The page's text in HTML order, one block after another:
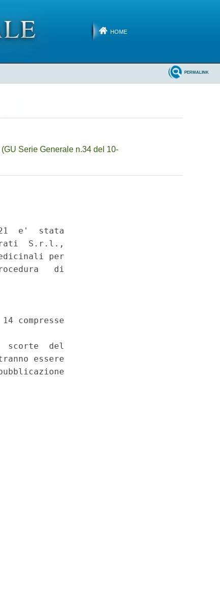
HOME
PERMALINK
(GU Serie Generale n.34 del 10-